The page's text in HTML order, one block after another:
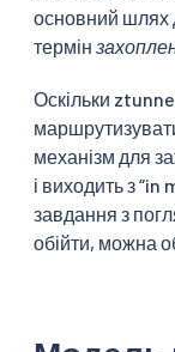
основний шлях
термін
Оскільки
механізм для
і виходить з
завдання з
обійти, можна